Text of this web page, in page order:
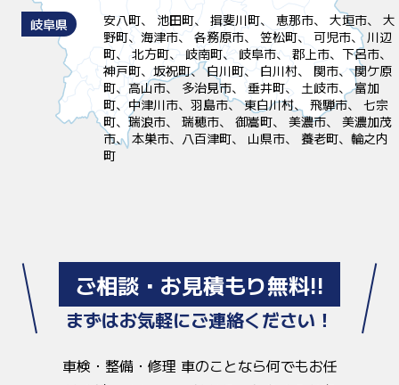
岐阜県
安八町、 池田町、 揖斐川町、 恵那市、 大垣市、 大
野町、海津市、 各務原市、 笠松町、 可児市、 川辺
町、 北方町、 岐南町、 岐阜市、 郡上市、下呂市、
神戸町、坂祝町、 白川町、 白川村、 関市、 関ケ原
町、高山市、 多治見市、 垂井町、 土岐市、 富加
町、中津川市、羽島市、 東白川村、 飛騨市、 七宗
町、瑞浪市、 瑞穂市、 御嵩町、 美濃市、 美濃加茂
市、 本巣市、八百津町、 山県市、 養老町、輪之内
町
ご相談・お見積もり無料!!
まずはお気軽にご連絡ください！
車検・整備・修理 車のことなら何でもお任